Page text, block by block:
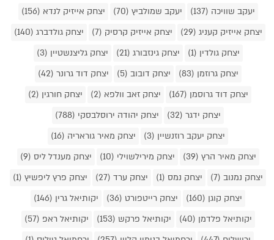
יעקב שוויכה (137)
יעקב שמולביץ (70)
יצחק אייזיק לנדא (156)
יצחק אייזיק קעניג (29)
יצחק אייזיק קרסיק (7)
יצחק גולדברג (140)
יצחק גולדין (1)
יצחק גינזבורג (21)
יצחק גליצנשטיין (3)
יצחק גרוזמן (83)
יצחק דובוב (5)
יצחק דוד גרונר (42)
יצחק דוד גרוסמן (167)
יצחק זאב וולפא (2)
יצחק חורגין (2)
יצחק ידגר (32)
יצחק יהודה ירוסלבסקי (788)
יצחק יעקב רוזנשיין (3)
יצחק מאיר גוראריה (16)
יצחק מאיר הרץ (39)
יצחק מירילשוילי (10)
יצחק מענדל ליס (9)
יצחק נמנוב (7)
יצחק נמס (1) יצחק ערד (27)
יצחק פרץ ליפשיץ (1)
יצחק קוגן (160)
יצחק רייטפורט (36)
יקותיאל גרין (146)
יקותיאל פלדמן (40)
יקותיאל פרקש (153)
יקותיאל ראפ (57)